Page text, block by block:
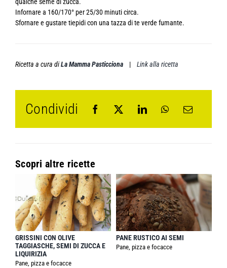
Infornare a 160/170° per 25/30 minuti circa.
Sfornare e gustare tiepidi con una tazza di te verde fumante.
Ricetta a cura diLa Mamma Pasticciona| Link alla ricetta
Condividi
Scopri altre ricette
GRISSINI CON OLIVE
TAGGIASCHE, SEMI DI ZUCCA E
LIQUIRIZIA
Pane, pizza e focacce
PANE RUSTICO AI SEMI
Pane, pizza e focacce